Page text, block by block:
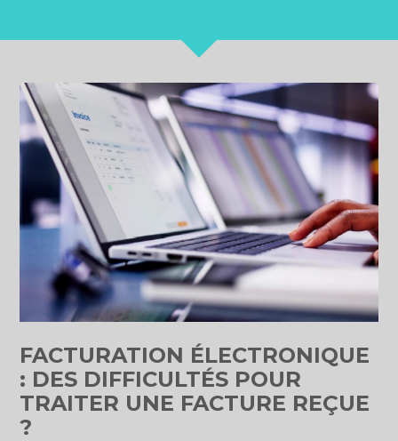
FACTURATION ÉLECTRONIQUE
: DES DIFFICULTÉS POUR
TRAITER UNE FACTURE REÇUE
?